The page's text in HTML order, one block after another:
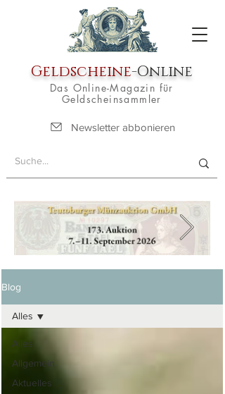
Geldscheine-Online
Das Online-Magazin für
Geldscheinsammler
Newsletter abbonieren
Blog
Alles
Allgemein
Aktuelles
Alles